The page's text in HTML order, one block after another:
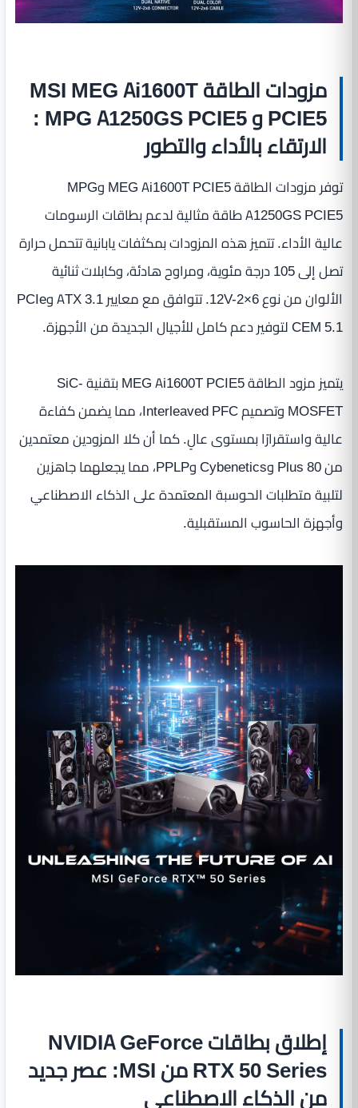
مزودات الطاقة MSI MEG Ai1600T
PCIE5 و MPG A1250GS PCIE5 :
الارتقاء بالأداء والتطور
توفر مزودات الطاقة MEG Ai1600T PCIE5 وMPG
A1250GS PCIE5 طاقة مثالية لدعم بطاقات الرسومات
عالية الأداء. تتميز هذه المزودات بمكثفات يابانية تتحمل حرارة
تصل إلى 105 درجة مئوية، ومراوح هادئة، وكابلات ثنائية
الألوان من نوع 12V-2×6. تتوافق مع معايير ATX 3.1 وPCIe
CEM 5.1 لتوفير دعم كامل للأجيال الجديدة من الأجهزة.
يتميز مزود الطاقة MEG Ai1600T PCIE5 بتقنية SiC-
MOSFET وتصميم Interleaved PFC، مما يضمن كفاءة
عالية واستقرارًا بمستوى عالٍ. كما أن كلا المزودين معتمدين
من 80 Plus وCybenetics وPPLP، مما يجعلهما جاهزين
لتلبية متطلبات الحوسبة المعتمدة على الذكاء الاصطناعي
وأجهزة الحاسوب المستقبلية.
إطلاق بطاقات NVIDIA GeForce
RTX 50 Series من MSI: عصر جديد
من الذكاء الاصطناعي